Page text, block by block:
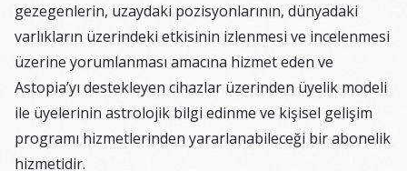
gezegenlerin, uzaydaki pozisyonlarının, dünyadaki
varlıkların üzerindeki etkisinin izlenmesi ve incelenmesi
üzerine yorumlanması amacına hizmet eden ve
Astopia’yı destekleyen cihazlar üzerinden üyelik modeli
ile üyelerinin astrolojik bilgi edinme ve kişisel gelişim
programı hizmetlerinden yararlanabileceği bir abonelik
hizmetidir.